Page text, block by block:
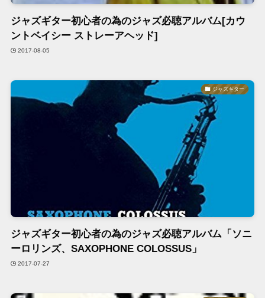
ジャズギター初心者の為のジャズ必聴アルバム[カウ
ントベイシー ストレーアヘッド]
2017-08-05
ジャズギター
ジャズギター初心者の為のジャズ必聴アルバム「ソニ
ーロリンズ、SAXOPHONE COLOSSUS」
2017-07-27